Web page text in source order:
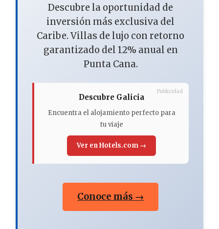
Descubre la oportunidad de
inversión más exclusiva del
Caribe. Villas de lujo con retorno
garantizado del 12% anual en
Punta Cana.
Descubre Galicia
Encuentra el alojamiento perfecto para
tu viaje
Ver en Hotels.com →
Publicidad
Conoce más →